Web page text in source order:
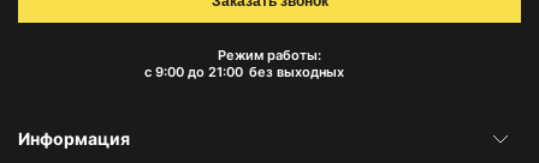
Режим работы:
с 9:00 до 21:00 без выходных
Информация